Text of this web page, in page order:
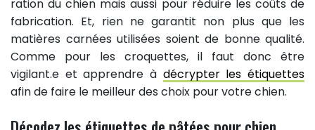
ration du chien mais aussi pour réduire les coûts de
fabrication. Et, rien ne garantit non plus que les
matières carnées utilisées soient de bonne qualité.
Comme pour les croquettes, il faut donc être
vigilant.e et apprendre à décrypter les étiquettes
afin de faire le meilleur des choix pour votre chien.